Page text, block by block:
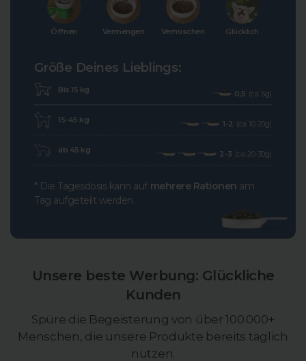
Öffnen Vermengen Vermischen Glücklich
Größe Deines Lieblings:
Bis 15 kg 0,5 (ca. 5g)
15-45 kg 1-2 (ca. 10-20g)
ab 45 kg 2-3 (ca. 20-30g)
* Die Tagesdosis kann auf mehrere Rationen am
Tag aufgeteilt werden.
Unsere beste Werbung: Glückliche
Kunden
Spüre die Begeisterung von über 100.000+
Menschen, die unsere Produkte bereits täglich
nutzen.